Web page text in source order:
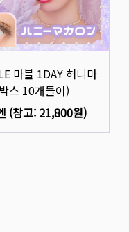
마블 1DAY 허니마
스 10개들이)
(참고: 21,800원)